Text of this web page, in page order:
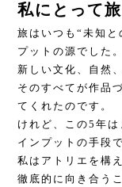
私にとって
旅はいつも“未知と
プットの源でした。
新しい文化、自然
そのすべてが作品
てくれたのです。
けれど、この5年は
インプットの手段
私はアトリエを構
徹底的に向き合う